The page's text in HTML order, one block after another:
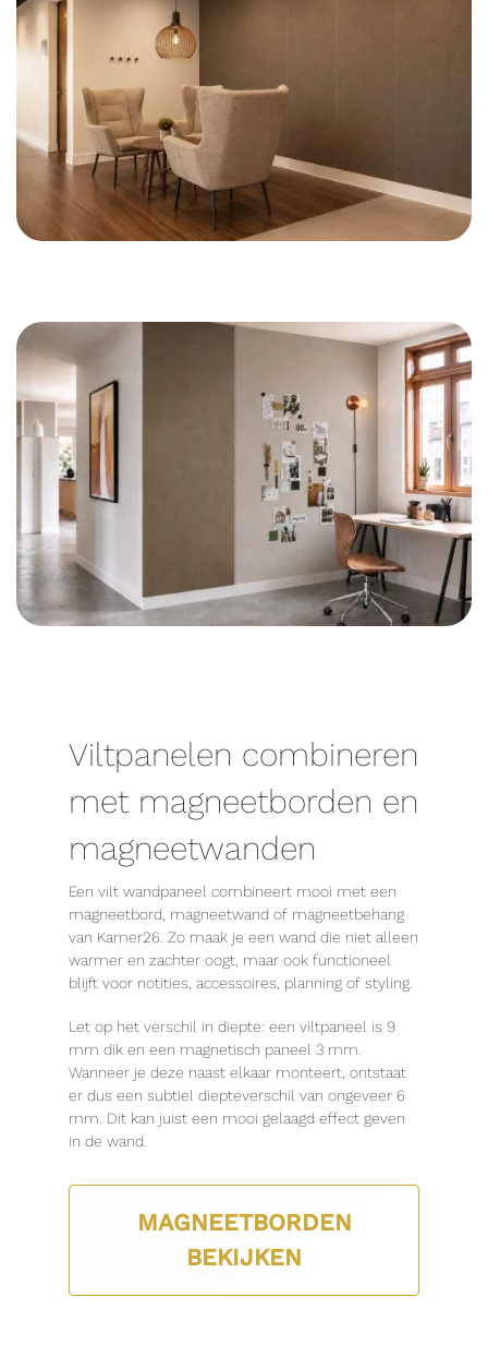
Viltpanelen combineren
met magneetborden en
magneetwanden
Een vilt wandpaneel combineert mooi met een
magneetbord, magneetwand of magneetbehang
van Kamer26. Zo maak je een wand die niet alleen
warmer en zachter oogt, maar ook functioneel
blijft voor notities, accessoires, planning of styling.
Let op het verschil in diepte: een viltpaneel is 9
mm dik en een magnetisch paneel 3 mm.
Wanneer je deze naast elkaar monteert, ontstaat
er dus een subtiel diepteverschil van ongeveer 6
mm. Dit kan juist een mooi gelaagd effect geven
in de wand.
MAGNEETBORDEN
BEKIJKEN